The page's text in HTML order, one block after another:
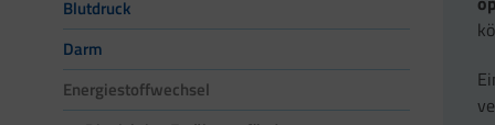
Blutdruck
Darm
Energiestoffwechsel